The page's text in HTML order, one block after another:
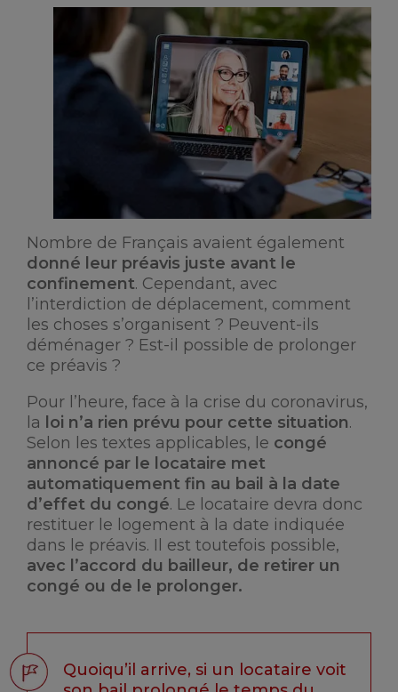
Nombre de Français avaient également
donné leur préavis juste avant le
confinement. Cependant, avec
l’interdiction de déplacement, comment
les choses s’organisent ? Peuvent-ils
déménager ? Est-il possible de prolonger
ce préavis ?
Pour l’heure, face à la crise du coronavirus,
la loi n’a rien prévu pour cette situation.
Selon les textes applicables, le congé
annoncé par le locataire met
automatiquement fin au bail à la date
d’effet du congé. Le locataire devra donc
restituer le logement à la date indiquée
dans le préavis. Il est toutefois possible,
avec l’accord du bailleur, de retirer un
congé ou de le prolonger.
Quoiqu’il arrive, si un locataire voit